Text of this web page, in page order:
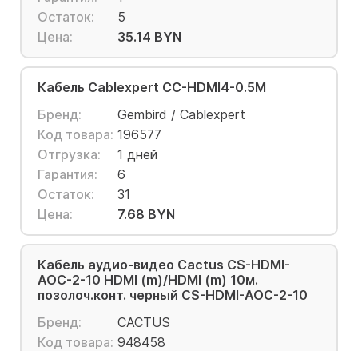
Остаток:
5
Цена:
35.14 BYN
Кабель Cablexpert CC-HDMI4-0.5M
Бренд:
Gembird / Cablexpert
Код товара: 196577
Отгрузка:
1 дней
Гарантия:
6
Остаток:
31
Цена:
7.68 BYN
Кабель аудио-видео Cactus CS-HDMI-
AOC-2-10 HDMI (m)/HDMI (m) 10м.
позолоч.конт. черный CS-HDMI-AOC-2-10
Бренд:
CACTUS
Код товара: 948458